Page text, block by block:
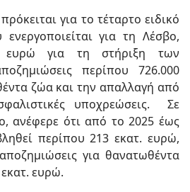
για το τέταρτο ειδικό
για τη Λέσβο,
για τη στήριξη των
περίπου 726.000
ζώα και την απαλλαγή από
υποχρεώσεις. Σε
ανέφερε ότι από το 2025 έως
περίπου 213 εκατ. ευρώ,
για θανατωθέντα
ευρώ.